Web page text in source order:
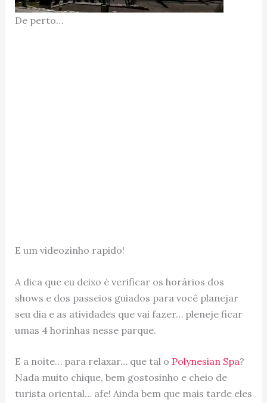
De perto…
E um videozinho rapido!
A dica que eu deixo é verificar os horários dos
shows e dos passeios guiados para você planejar
seu dia e as atividades que vai fazer… pleneje ficar
umas 4 horinhas nesse parque.
E a noite… para relaxar… que tal o Polynesian Spa?
Nada muito chique, bem gostosinho e cheio de
turista oriental… afe! Ainda bem que mais tarde eles